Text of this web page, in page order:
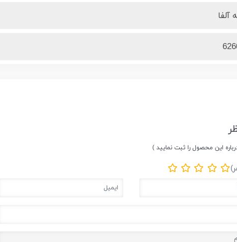
این محصول را ثبت نمایید )